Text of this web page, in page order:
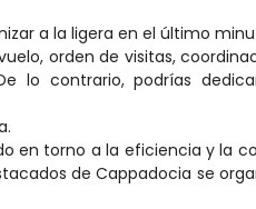
a la ligera en el último
orden de visitas,
lo contrario, podrías
en torno a la eficiencia y la
de Cappadocia se